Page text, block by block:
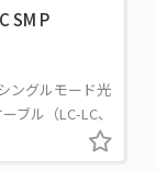
SM P
ングルモード光
ブル（LC-LC、